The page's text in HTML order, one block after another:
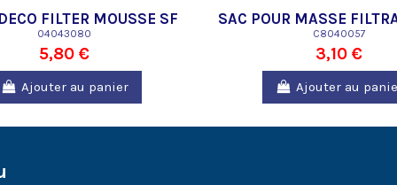
FILTER MOUSSE SF
04043080
5,80 €
Ajouter au panier
SAC POUR MASSE
25 CM MAILLE
C8040057
3,10 €
Ajouter au